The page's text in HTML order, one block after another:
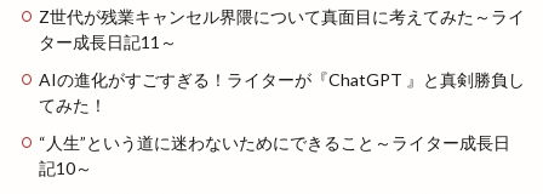
Z世代が残業キャンセル界隈について真面目に考えてみた～ライ
ター成長日記11～
AIの進化がすごすぎる！ライターが『ChatGPT 』と真剣勝負し
てみた！
“人生”という道に迷わないためにできること～ライター成長日
記10～